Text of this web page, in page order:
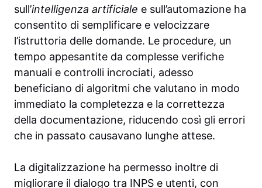
sull’intelligenza artificiale e sull’automazione ha
consentito di semplificare e velocizzare
l’istruttoria delle domande. Le procedure, un
tempo appesantite da complesse verifiche
manuali e controlli incrociati, adesso
beneficiano di algoritmi che valutano in modo
immediato la completezza e la correttezza
della documentazione, riducendo così gli errori
che in passato causavano lunghe attese.
La digitalizzazione ha permesso inoltre di
migliorare il dialogo tra INPS e utenti, con